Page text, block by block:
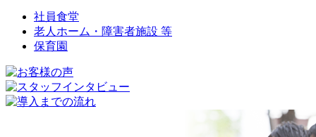
社員食堂
老人ホーム・障害者施設 等
保育園